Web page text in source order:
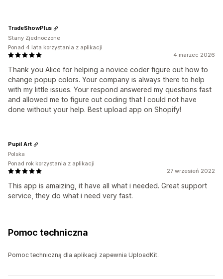
4 marzec 2026
Thank you Alice for helping a novice coder figure out how to
change popup colors. Your company is always there to help
with my little issues. Your respond answered my questions fast
and allowed me to figure out coding that I could not have
done without your help. Best upload app on Shopify!
TradeShowPlus
Stany Zjednoczone
Ponad 4 lata korzystania z aplikacji
27 wrzesień 2022
This app is amaizing, it have all what i needed. Great support
service, they do what i need very fast.
Pupil Art
Polska
Ponad rok korzystania z aplikacji
Pomoc techniczna
Pomoc techniczną dla aplikacji zapewnia UploadKit.